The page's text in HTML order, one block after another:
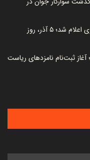
زمان رونمایی از رئیس جدید فدراسیون سوارکاری اعلام شد؛ ۵ آذر، روز
آغاز ثبت‌نام نامزدهای ریاست